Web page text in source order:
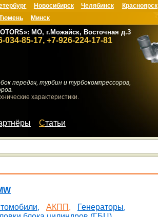
МО, г.Можайск, Восточная д.3
034-85-17, +7-926-224-17-81
Новосибирск Челябинск Красноярск
Минск
передач, турбин и турбокомпрессоров,
характеристики.
Статьи
АКПП,
Генераторы,